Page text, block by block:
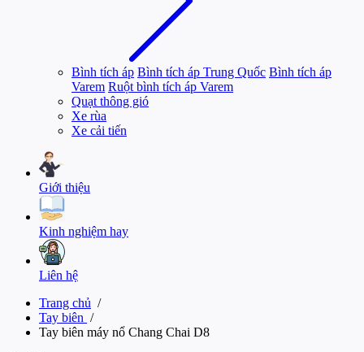
Bình tích áp Bình tích áp Trung Quốc Bình tích áp
Varem Ruột bình tích áp Varem
Quạt thông gió
Xe rùa
Xe cải tiến
Giới thiệu
Kinh nghiệm hay
Liên hệ
Trang chủ /
Tay biên /
Tay biên máy nổ Chang Chai D8